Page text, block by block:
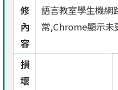
修
內
容
語言教室學生機網
常,Chrome顯示未
損
壞